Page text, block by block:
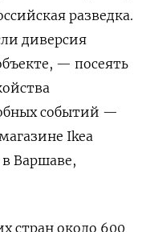
разведка.
диверсия
— посеять
событий —
Ikea
Варшаве,
стран около 600